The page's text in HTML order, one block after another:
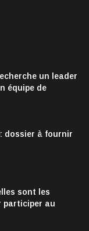
un leader
équipe de
dossier à fournir
sont les
participer au